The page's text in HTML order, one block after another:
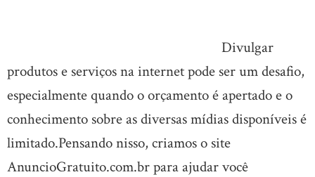
Divulgar
produtos e serviços na internet pode ser um desafio,
especialmente quando o orçamento é apertado e o
conhecimento sobre as diversas mídias disponíveis é
limitado.Pensando nisso, criamos o site
AnuncioGratuito.com.br para ajudar você